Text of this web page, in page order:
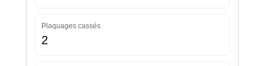
Plaquages cassés
2